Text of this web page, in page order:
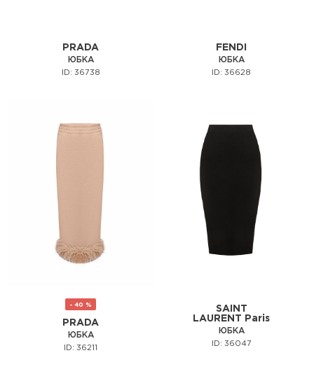
PRADA
ЮБКА
ID: 36738
FENDI
ЮБКА
ID: 36628
- 40 %
PRADA
ЮБКА
ID: 36211
SAINT
LAURENT Paris
ЮБКА
ID: 36047